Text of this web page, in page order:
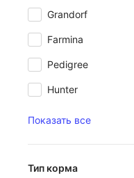
Grandorf
Farmina
Pedigree
Hunter
Показать все
Тип корма